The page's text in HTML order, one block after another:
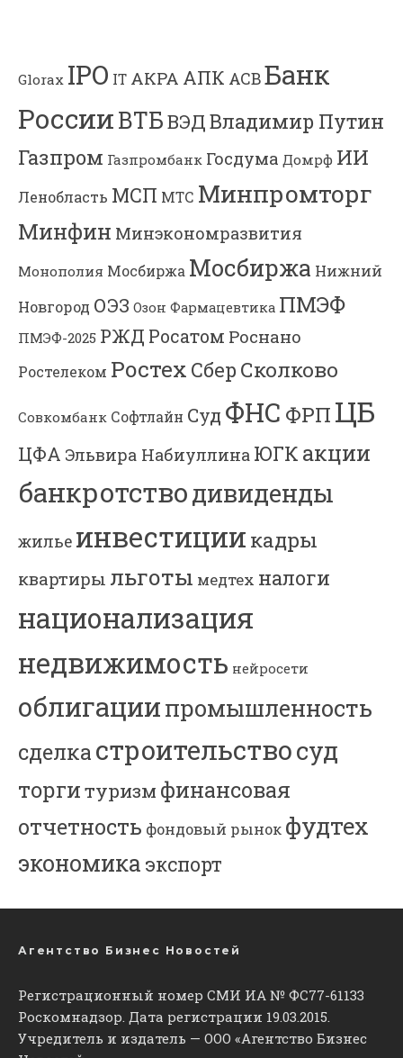
Glorax IPO IT АКРА АПК АСВБанк
РоссииВТБВЭДВладимир Путин
Газпром Газпромбанк Госдума Домрф ИИ
Ленобласть МСП МТС Минпромторг
Минфин Минэкономразвития
Монополия Мосбиржа Мосбиржа Нижний
Новгород ОЭЗ Озон Фармацевтика ПМЭФ
ПМЭФ-2025 РЖД Росатом Роснано
Ростелеком Ростех Сбер Сколково
Совкомбанк Софтлайн Суд ФНС ФРП ЦБ
ЦФА Эльвира Набиуллина ЮГК акции
банкротстводивиденды
жилье инвестиции кадры
квартиры льготы медтех налоги
национализация
недвижимость нейросети
облигациипромышленность
сделкастроительствосуд
торгитуризм финансовая
отчетность фондовый рынок фудтех
экономика экспорт
Агентство Бизнес Новостей
Регистрационный номер СМИ ИА № ФС77-61133
Роскомнадзор. Дата регистрации 19.03.2015.
Учредитель и издатель — ООО «Агентство Бизнес